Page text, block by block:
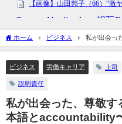
ホーム ビジネス
私が出会っ
accountability〜
ビジネス 労働キャリア 上司
説明責任
私が出会った、尊敬
本語とaccountability